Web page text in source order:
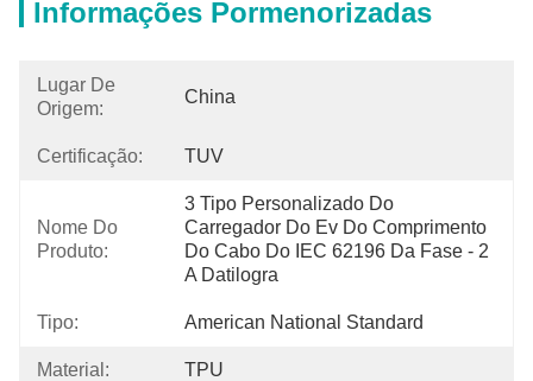
Informações Pormenorizadas
Lugar De
Origem:
China
Certificação: TUV
Nome Do
Produto:
3 Tipo Personalizado Do
Carregador Do Ev Do Comprimento
Do Cabo Do IEC 62196 Da Fase - 2
A Datilogra
Tipo: American National Standard
Material: TPU